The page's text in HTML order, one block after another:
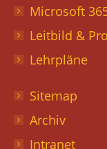
Microsoft
Leitbild &
Lehrpläne
Sitemap
Archiv
Intranet